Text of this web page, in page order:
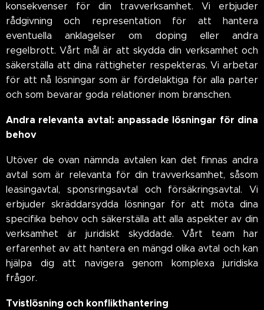
konsekvenser för din travverksamhet. Vi erbjuder
rådgivning och representation för att hantera
eventuella anklagelser om doping eller andra
regelbrott. Vårt mål är att skydda din verksamhet och
säkerställa att dina rättigheter respekteras. Vi arbetar
för att nå lösningar som är fördelaktiga för alla parter
och som bevarar goda relationer inom branschen.
Andra relevanta avtal: anpassade lösningar för dina
behov
Utöver de ovan nämnda avtalen kan det finnas andra
avtal som är relevanta för din travverksamhet, såsom
leasingavtal, sponsringsavtal och försäkringsavtal. Vi
erbjuder skräddarsydda lösningar för att möta dina
specifika behov och säkerställa att alla aspekter av din
verksamhet är juridiskt skyddade. Vårt team har
erfarenhet av att hantera en mängd olika avtal och kan
hjälpa dig att navigera genom komplexa juridiska
frågor.
Tvistlösning och konflikthantering